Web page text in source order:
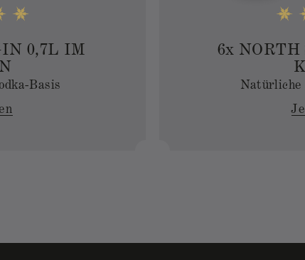
0,7L IM
Basis
6x NORTH
Natürliche